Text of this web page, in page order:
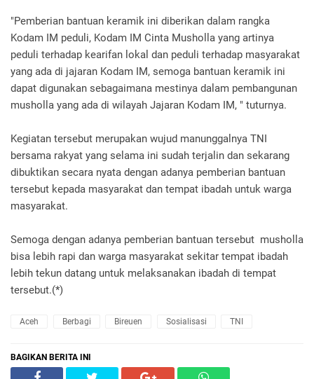
"Pemberian bantuan keramik ini diberikan dalam rangka
Kodam IM peduli, Kodam IM Cinta Musholla yang artinya
peduli terhadap kearifan lokal dan peduli terhadap masyarakat
yang ada di jajaran Kodam IM, semoga bantuan keramik ini
dapat digunakan sebagaimana mestinya dalam pembangunan
musholla yang ada di wilayah Jajaran Kodam IM, " tuturnya.
Kegiatan tersebut merupakan wujud manunggalnya TNI
bersama rakyat yang selama ini sudah terjalin dan sekarang
dibuktikan secara nyata dengan adanya pemberian bantuan
tersebut kepada masyarakat dan tempat ibadah untuk warga
masyarakat.
Semoga dengan adanya pemberian bantuan tersebut musholla
bisa lebih rapi dan warga masyarakat sekitar tempat ibadah
lebih tekun datang untuk melaksanakan ibadah di tempat
tersebut.(*)
Aceh Berbagi Bireuen Sosialisasi TNI
BAGIKAN BERITA INI